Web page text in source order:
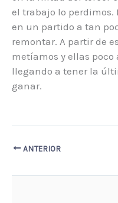
el trabajo lo perdimos.
en un partido a tan
remontar. A partir de
metíamos y ellas poco
llegando a tener la
ganar.
ANTERIOR